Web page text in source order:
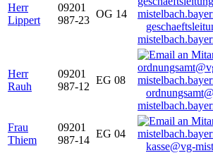
Herr
Lippert
09201
987-23
OG 14
Herr
Rauh
09201
987-12
EG 08
Frau
Thiem
09201
987-14
EG 04
kasse@vg-